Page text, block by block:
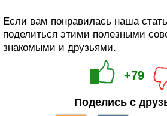
Если вам понравилась наша
поделиться этими полезными
знакомыми и друзьями.
+79
Поделись с